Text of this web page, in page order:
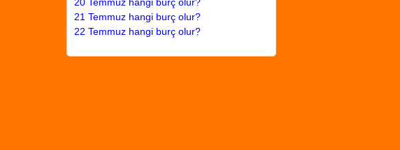
21 Temmuz hangi burç olur?
22 Temmuz hangi burç olur?